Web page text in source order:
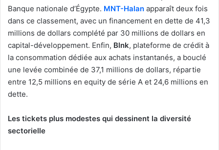
Banque nationale d’Égypte. MNT-Halan apparaît deux fois
dans ce classement, avec un financement en dette de 41,3
millions de dollars complété par 30 millions de dollars en
capital-développement. Enfin, Blnk, plateforme de crédit à
la consommation dédiée aux achats instantanés, a bouclé
une levée combinée de 37,1 millions de dollars, répartie
entre 12,5 millions en equity de série A et 24,6 millions en
dette.
Les tickets plus modestes qui dessinent la diversité
sectorielle